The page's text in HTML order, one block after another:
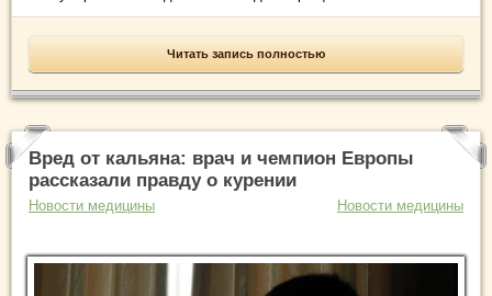
Читать запись полностью
Вред от кальяна: врач и чемпион Европы
рассказали правду о курении
Новости медицины Новости медицины